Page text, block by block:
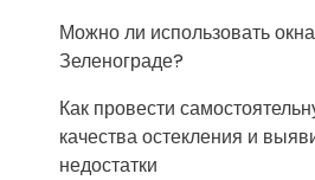
Можно ли использовать
Зеленограде?
Как провести
качества остекления и
недостатки